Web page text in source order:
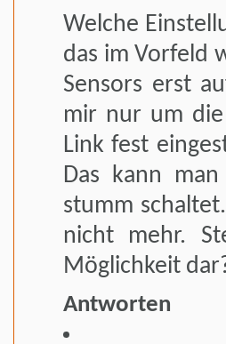
Welche
das im Vorfeld
Sensors erst
mir nur um
Link fest
Das kann
stumm
nicht mehr.
Möglichkeit
Antworten